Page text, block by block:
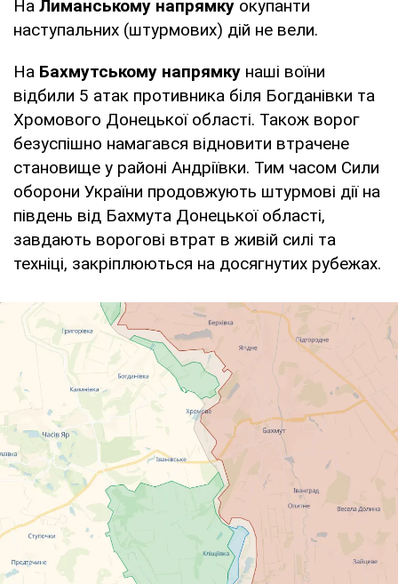
На Лиманському напрямку окупанти
наступальних (штурмових) дій не вели.
На Бахмутському напрямку наші воїни
відбили 5 атак противника біля Богданівки та
Хромового Донецької області. Також ворог
безуспішно намагався відновити втрачене
становище у районі Андріївки. Тим часом Сили
оборони України продовжують штурмові дії на
південь від Бахмута Донецької області,
завдають ворогові втрат в живій силі та
техніці, закріплюються на досягнутих рубежах.